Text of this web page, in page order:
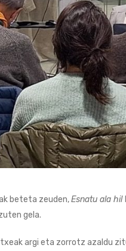
beteta zeuden,Esnatu ala hil
gela.
argi eta zorrotz azaldu